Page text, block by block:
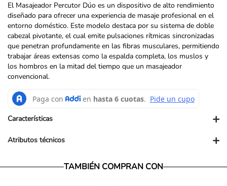
El Masajeador Percutor Dúo es un dispositivo de alto rendimiento
diseñado para ofrecer una experiencia de masaje profesional en el
entorno doméstico. Este modelo destaca por su sistema de doble
cabezal pivotante, el cual emite pulsaciones rítmicas sincronizadas
que penetran profundamente en las fibras musculares, permitiendo
trabajar áreas extensas como la espalda completa, los muslos y
los hombros en la mitad del tiempo que un masajeador
convencional.
Características +
Atributos técnicos +
Vendedor: Ortopédicos Futuro
Garantía: Para conocer nuestra políticas de garantía, ingresa al
TAMBIÉN COMPRAN CON